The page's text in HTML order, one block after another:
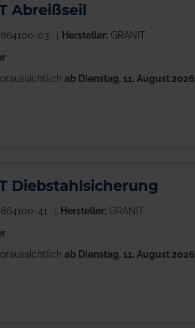
Abreißseil
864100-03 Hersteller:GRANIT
ab Dienstag, 11. August 2026
Diebstahlsicherung
864100-41 Hersteller:GRANIT
ab Dienstag, 11. August 2026